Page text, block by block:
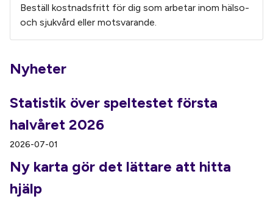
Beställ kostnadsfritt för dig som arbetar inom hälso-
och sjukvård eller motsvarande.
Nyheter
Statistik över speltestet första
halvåret 2026
2026-07-01
Ny karta gör det lättare att hitta
hjälp